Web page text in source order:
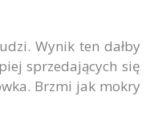
Wynik ten dałby
sprzedających się
Brzmi jak mokry